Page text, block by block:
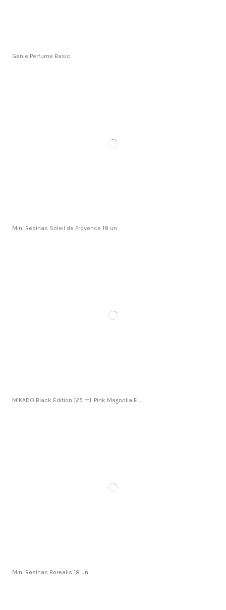
Genie Perfume Basic
Mini Resinas Soleil de Provence 18 un.
MIKADO Black Edition 125 ml. Pink Magnolia E.L.
Mini Resinas Borealis 18 un.